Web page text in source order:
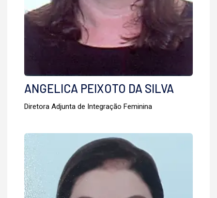
ANGELICA PEIXOTO DA SILVA
Diretora Adjunta de Integração Feminina